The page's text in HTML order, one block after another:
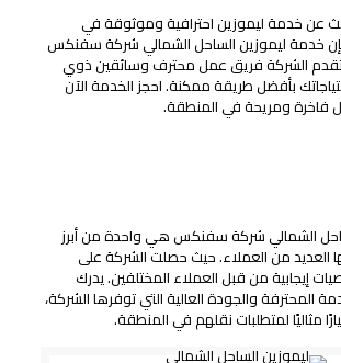
عن خدمة ليموزين احترافية وموثوقة في
خدمة ليموزين الساحل الشمالي شركة سفنكس
تقدم الشركة فريق عمل محترف وسائقين ذوي
بأفضل طريقة ممكنة. احجز الخدمة الآن
فاخرة ومريحة في المنطقة.
الشمالي شركة سفنكس هي واحدة من أبرز
العديد من العملاء. حيث حصلت الشركة على
إيجابية من قبل العملاء المختلفين. يدرك
المحترفة والجودة العالية التي توفرها الشركة،
مثاليًا لمتطلبات نقلهم في المنطقة.